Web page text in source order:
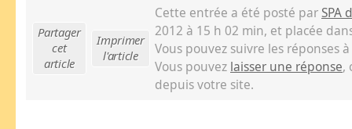
Partager
cet
article
Imprimer
l'article
Cette entrée a été posté parSPA
2012 à 15 h 02 min, et placée
Vous pouvez suivre les réponses
Vous pouvez laisser une réponse,
depuis votre site.